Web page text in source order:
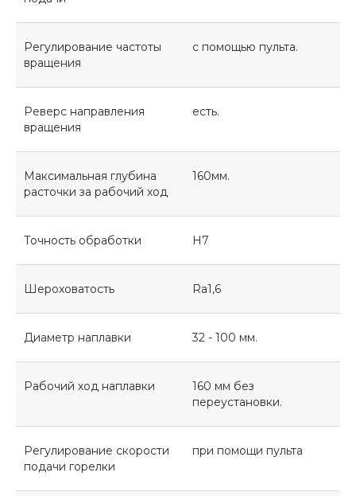
Регулирование частоты
вращения
с помощью пульта.
Реверс направления
вращения
есть.
Максимальная глубина
расточки за рабочий ход
160мм.
Точность обработки H7
Шероховатость Ra1,6
Диаметр наплавки 32 - 100 мм.
Рабочий ход наплавки
160 мм без
переустановки.
Регулирование скорости
подачи горелки
при помощи пульта